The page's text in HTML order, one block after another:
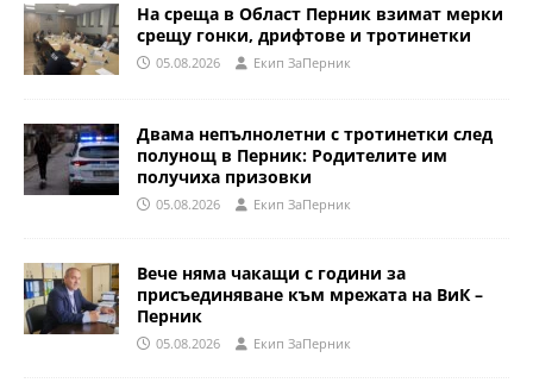
На среща в Област Перник взимат мерки
срещу гонки, дрифтове и тротинетки
05.08.2026 Eкип ЗаПерник
Двама непълнолетни с тротинетки след
полунощ в Перник: Родителите им
получиха призовки
05.08.2026 Eкип ЗаПерник
Вече няма чакащи с години за
присъединяване към мрежата на ВиК –
Перник
05.08.2026 Eкип ЗаПерник